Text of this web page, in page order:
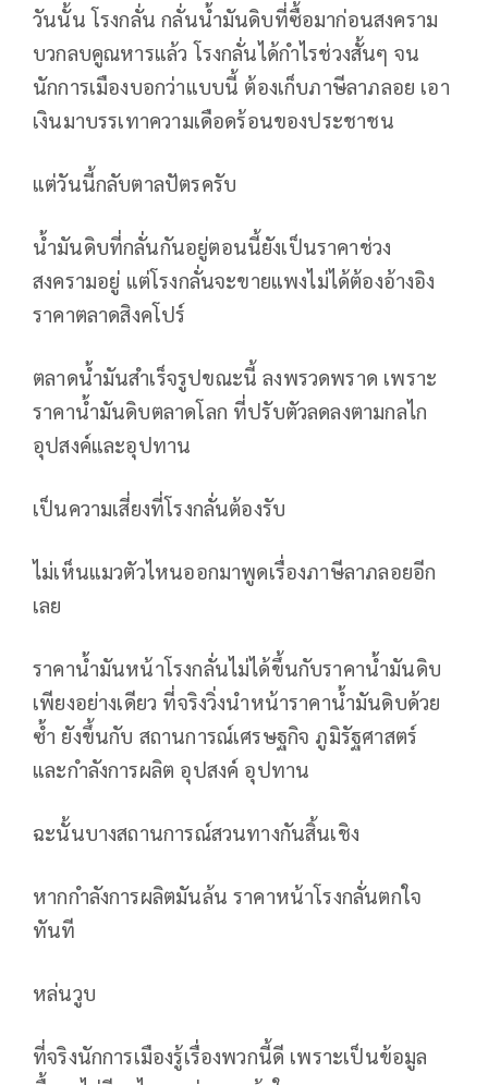
วันนั้น โรงกลั่น กลั่นน้ำมันดิบที่ซื้อมาก่อนสงคราม
บวกลบคูณหารแล้ว โรงกลั่นได้กำไรช่วงสั้นๆ จน
นักการเมืองบอกว่าแบบนี้ ต้องเก็บภาษีลาภลอย เอา
เงินมาบรรเทาความเดือดร้อนของประชาชน
แต่วันนี้กลับตาลปัตรครับ
น้ำมันดิบที่กลั่นกันอยู่ตอนนี้ยังเป็นราคาช่วง
สงครามอยู่ แต่โรงกลั่นจะขายแพงไม่ได้ต้องอ้างอิง
ราคาตลาดสิงคโปร์
ตลาดน้ำมันสำเร็จรูปขณะนี้ ลงพรวดพราด เพราะ
ราคาน้ำมันดิบตลาดโลก ที่ปรับตัวลดลงตามกลไก
อุปสงค์และอุปทาน
เป็นความเสี่ยงที่โรงกลั่นต้องรับ
ไม่เห็นแมวตัวไหนออกมาพูดเรื่องภาษีลาภลอยอีก
เลย
ราคาน้ำมันหน้าโรงกลั่นไม่ได้ขึ้นกับราคาน้ำมันดิบ
เพียงอย่างเดียว ที่จริงวิ่งนำหน้าราคาน้ำมันดิบด้วย
ซ้ำ ยังขึ้นกับ สถานการณ์เศรษฐกิจ ภูมิรัฐศาสตร์
และกำลังการผลิต อุปสงค์ อุปทาน
ฉะนั้นบางสถานการณ์สวนทางกันสิ้นเชิง
หากกำลังการผลิตมันล้น ราคาหน้าโรงกลั่นตกใจ
ทันที
หล่นวูบ
ที่จริงนักการเมืองรู้เรื่องพวกนี้ดี เพราะเป็นข้อมูล